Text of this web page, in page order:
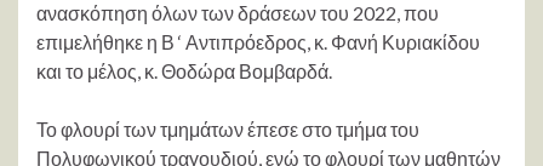
ανασκόπηση όλων των δράσεων του 2022, που
επιμελήθηκε η Β ‘ Αντιπρόεδρος, κ. Φανή Κυριακίδου
και το μέλος, κ. Θοδώρα Βομβαρδά.
Το φλουρί των τμημάτων έπεσε στο τμήμα του
Πολυφωνικού τραγουδιού, ενώ το φλουρί των μαθητών